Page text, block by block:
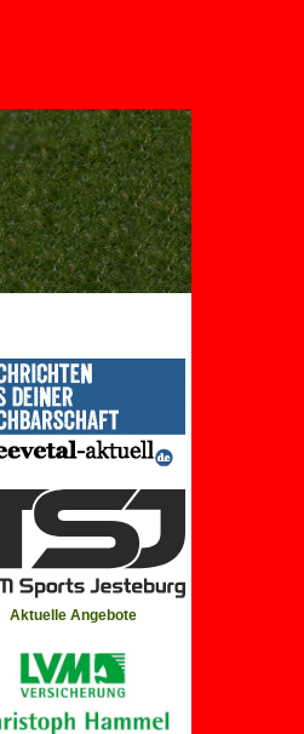
Aktuelle Angebote